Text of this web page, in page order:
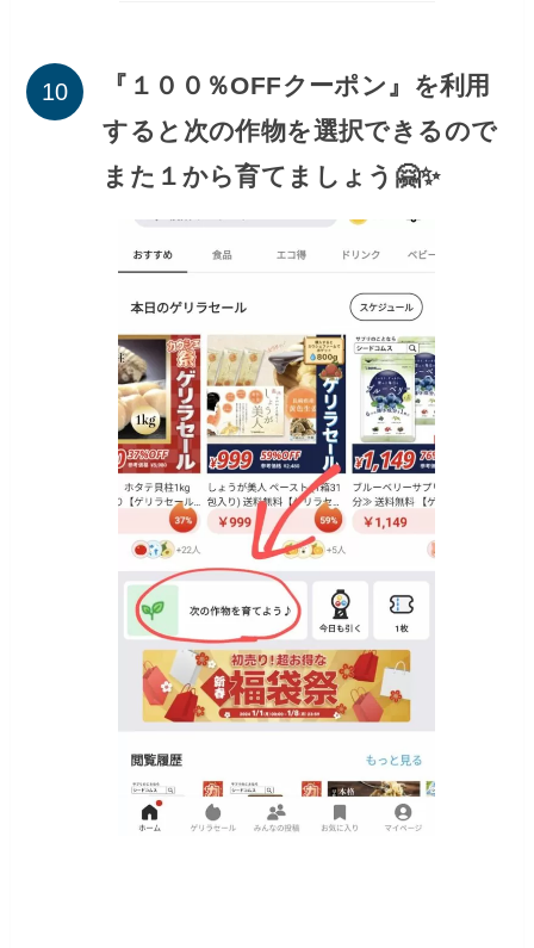
『１００％OFFクーポン』を利用
すると次の作物を選択できるので
また１から育てましょう🤗✨